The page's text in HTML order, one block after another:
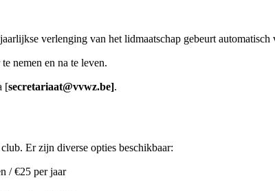
verlenging van het lidmaatschap gebeurt automatisch
nemen en na te leven.
[secretariaat@vvwz.be].
Er zijn diverse opties beschikbaar:
/ €25 per jaar